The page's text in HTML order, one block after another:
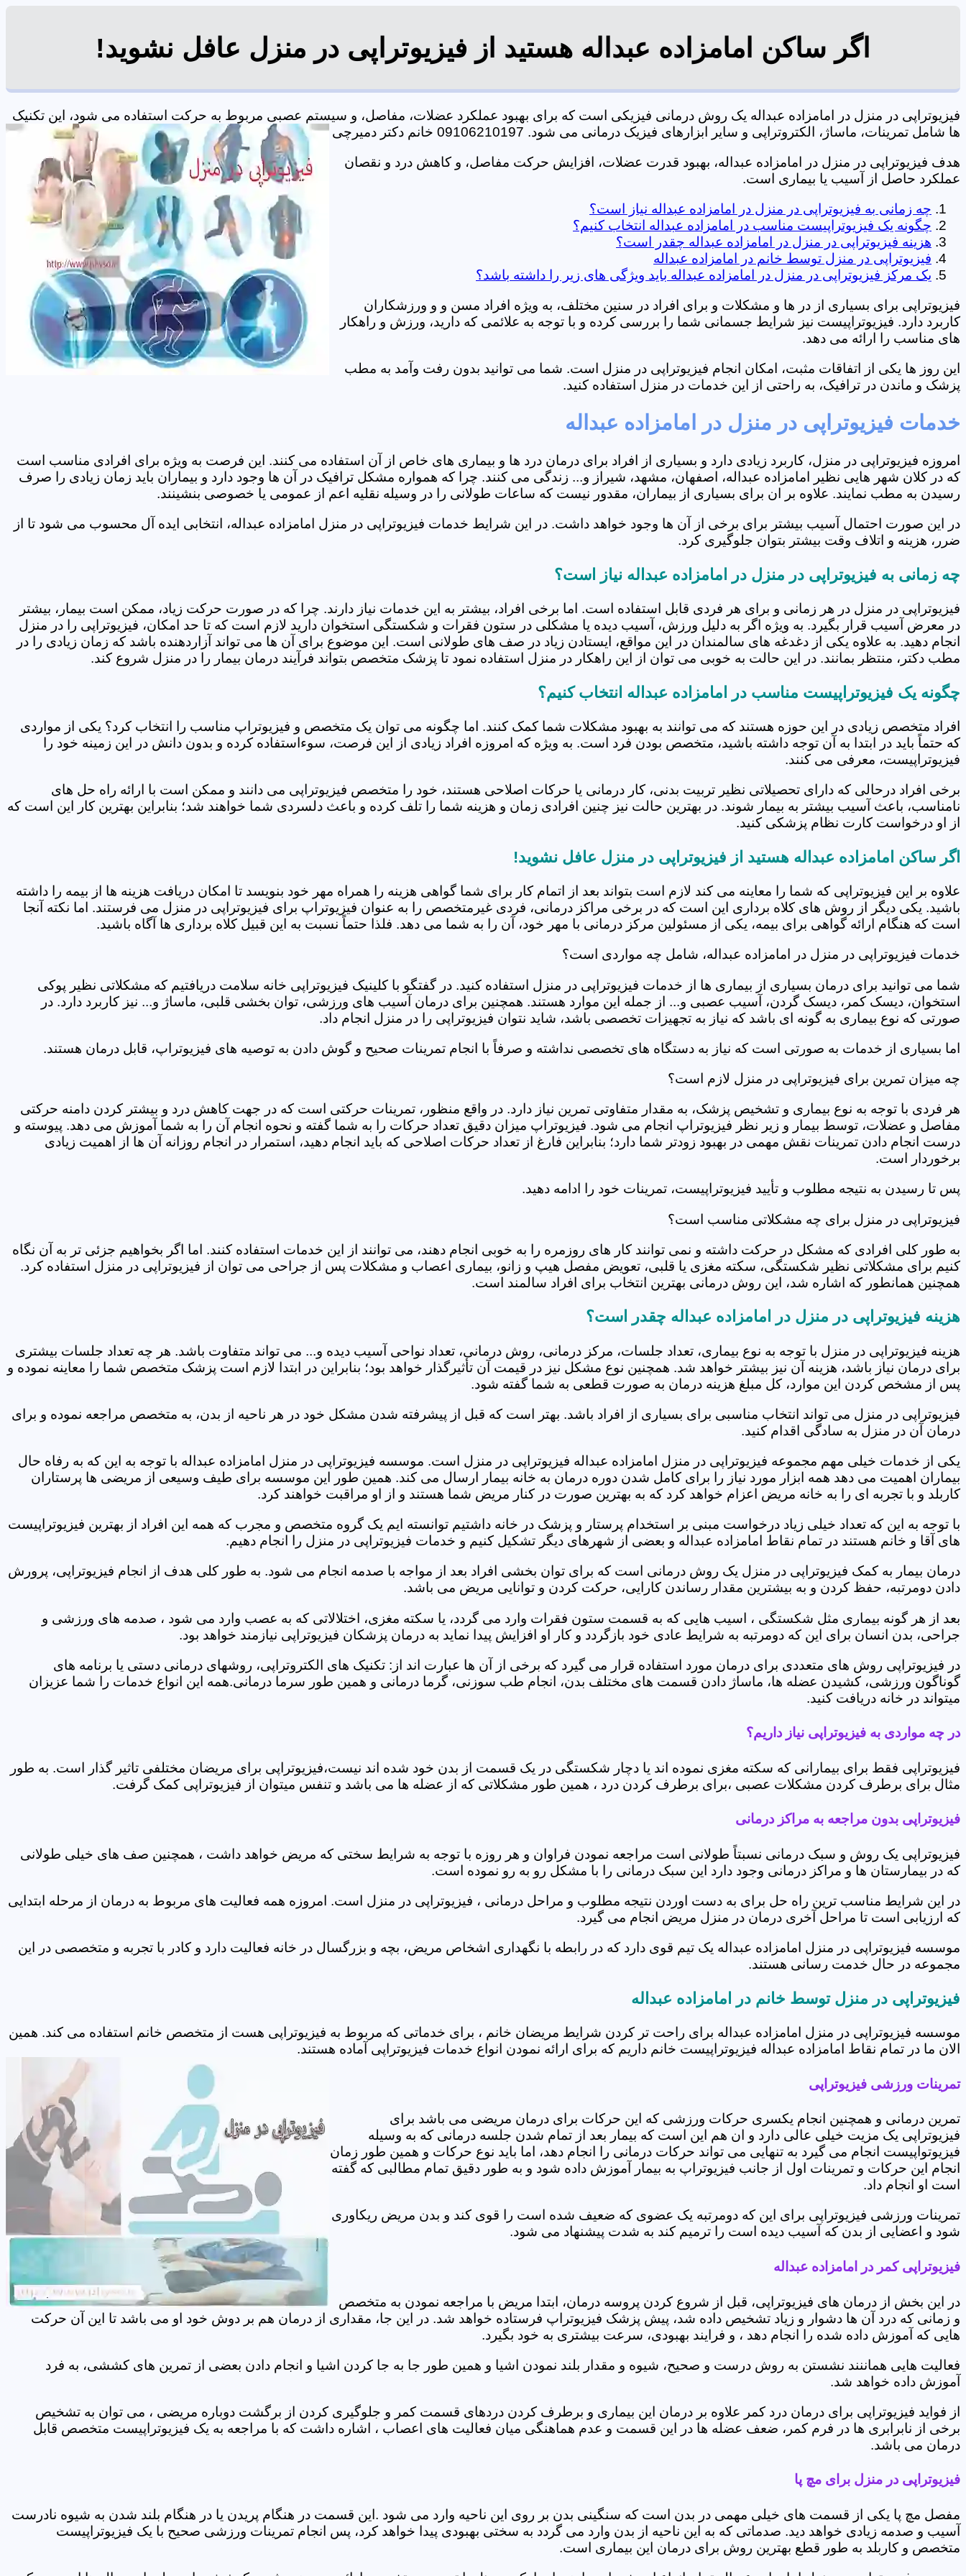
اگر ساکن امامزاده عبداله هستید از فیزیوتراپی در منزل عافل نشوید!
فیزیوتراپی در منزل در امامزاده عبداله یک روش درمانی فیزیکی است که برای بهبود عملکرد عضلات، مفاصل، و سیستم عصبی مربوط به حرکت استفاده می شود، این تکنیک
ها شامل تمرینات، ماساژ، الکتروتراپی و سایر ابزارهای فیزیک درمانی می شود. 09106210197 خانم دکتر دمیرچی
هدف فیزیوتراپی در منزل در امامزاده عبداله، بهبود قدرت عضلات، افزایش حرکت مفاصل، و کاهش درد و نقصان
عملکرد حاصل از آسیب یا بیماری است.
چه زمانی به فیزیوتراپی در منزل در امامزاده عبداله نیاز است؟
چگونه یک فیزیوتراپیست مناسب در امامزاده عبداله انتخاب کنیم؟
هزینه فیزیوتراپی در منزل در امامزاده عبداله چقدر است؟
فیزیوتراپی در منزل توسط خانم در امامزاده عبداله
یک مرکز فیزیوتراپی در منزل در امامزاده عبداله باید ویژگی های زیر را داشته باشد؟
فیزیوتراپی برای بسیاری از در ها و مشکلات و برای افراد در سنین مختلف، به ویژه افراد مسن و و ورزشکاران
کاربرد دارد. فیزیوتراپیست نیز شرایط جسمانی شما را بررسی کرده و با توجه به علائمی که دارید، ورزش و راهکار
های مناسب را ارائه می دهد.
این روز ها یکی از اتفاقات مثبت، امکان انجام فیزیوتراپی در منزل است. شما می توانید بدون رفت وآمد به مطب
پزشک و ماندن در ترافیک، به راحتی از این خدمات در منزل استفاده کنید.
خدمات فیزیوتراپی در منزل در امامزاده عبداله
امروزه فیزیوتراپی در منزل، کاربرد زیادی دارد و بسیاری از افراد برای درمان درد ها و بیماری های خاص از آن استفاده می کنند. این فرصت به ویژه برای افرادی مناسب است
که در کلان شهر هایی نظیر امامزاده عبداله، اصفهان، مشهد، شیراز و... زندگی می کنند. چرا که همواره مشکل ترافیک در آن ها وجود دارد و بیماران باید زمان زیادی را صرف
رسیدن به مطب نمایند. علاوه بر ان برای بسیاری از بیماران، مقدور نیست که ساعات طولانی را در وسیله نقلیه اعم از عمومی یا خصوصی بنشینند.
در این صورت احتمال آسیب بیشتر برای برخی از آن ها وجود خواهد داشت. در این شرایط خدمات فیزیوتراپی در منزل امامزاده عبداله، انتخابی ایده آل محسوب می شود تا از
ضرر، هزینه و اتلاف وقت بیشتر بتوان جلوگیری کرد.
چه زمانی به فیزیوتراپی در منزل در امامزاده عبداله نیاز است؟
فیزیوتراپی در منزل در هر زمانی و برای هر فردی قابل استفاده است. اما برخی افراد، بیشتر به این خدمات نیاز دارند. چرا که در صورت حرکت زیاد، ممکن است بیمار، بیشتر
در معرض آسیب قرار بگیرد. به ویژه اگر به دلیل ورزش، آسیب دیده یا مشکلی در ستون فقرات و شکستگی استخوان دارید لازم است که تا حد امکان، فیزیوتراپی را در منزل
انجام دهید. به علاوه یکی از دغدغه های سالمندان در این مواقع، ایستادن زیاد در صف های طولانی است. این موضوع برای آن ها می تواند آزاردهنده باشد که زمان زیادی را در
مطب دکتر، منتظر بمانند. در این حالت به خوبی می توان از این راهکار در منزل استفاده نمود تا پزشک متخصص بتواند فرآیند درمان بیمار را در منزل شروع کند.
چگونه یک فیزیوتراپیست مناسب در امامزاده عبداله انتخاب کنیم؟
افراد متخصص زیادی در این حوزه هستند که می توانند به بهبود مشکلات شما کمک کنند. اما چگونه می توان یک متخصص و فیزیوتراپ مناسب را انتخاب کرد؟ یکی از مواردی
که حتماً باید در ابتدا به آن توجه داشته باشید، متخصص بودن فرد است. به ویژه که امروزه افراد زیادی از این فرصت، سوءاستفاده کرده و بدون دانش در این زمینه خود را
فیزیوتراپیست، معرفی می کنند.
برخی افراد درحالی که دارای تحصیلاتی نظیر تربیت بدنی، کار درمانی یا حرکات اصلاحی هستند، خود را متخصص فیزیوتراپی می دانند و ممکن است با ارائه راه حل های
نامناسب، باعث آسیب بیشتر به بیمار شوند. در بهترین حالت نیز چنین افرادی زمان و هزینه شما را تلف کرده و باعث دلسردی شما خواهند شد؛ بنابراین بهترین کار این است که
از او درخواست کارت نظام پزشکی کنید.
اگر ساکن امامزاده عبداله هستید از فیزیوتراپی در منزل عافل نشوید!
علاوه بر این فیزیوتراپی که شما را معاینه می کند لازم است بتواند بعد از اتمام کار برای شما گواهی هزینه را همراه مهر خود بنویسد تا امکان دریافت هزینه ها از بیمه را داشته
باشید. یکی دیگر از روش های کلاه برداری این است که در برخی مراکز درمانی، فردی غیرمتخصص را به عنوان فیزیوتراپ برای فیزیوتراپی در منزل می فرستند. اما نکته آنجا
است که هنگام ارائه گواهی برای بیمه، یکی از مسئولین مرکز درمانی با مهر خود، آن را به شما می دهد. فلذا حتماً نسبت به این قبیل کلاه برداری ها آگاه باشید.
خدمات فیزیوتراپی در منزل در امامزاده عبداله، شامل چه مواردی است؟
شما می توانید برای درمان بسیاری از بیماری ها از خدمات فیزیوتراپی در منزل استفاده کنید. در گفتگو با کلینیک فیزیوتراپی خانه سلامت دریافتیم که مشکلاتی نظیر پوکی
استخوان، دیسک کمر، دیسک گردن، آسیب عصبی و... از جمله این موارد هستند. همچنین برای درمان آسیب های ورزشی، توان بخشی قلبی، ماساژ و... نیز کاربرد دارد. در
صورتی که نوع بیماری به گونه ای باشد که نیاز به تجهیزات تخصصی باشد، شاید نتوان فیزیوتراپی را در منزل انجام داد.
اما بسیاری از خدمات به صورتی است که نیاز به دستگاه های تخصصی نداشته و صرفاً با انجام تمرینات صحیح و گوش دادن به توصیه های فیزیوتراپ، قابل درمان هستند.
چه میزان تمرین برای فیزیوتراپی در منزل لازم است؟
هر فردی با توجه به نوع بیماری و تشخیص پزشک، به مقدار متفاوتی تمرین نیاز دارد. در واقع منظور، تمرینات حرکتی است که در جهت کاهش درد و بیشتر کردن دامنه حرکتی
مفاصل و عضلات، توسط بیمار و زیر نظر فیزیوتراپ انجام می شود. فیزیوتراپ میزان دقیق تعداد حرکات را به شما گفته و نحوه انجام آن را به شما آموزش می دهد. پیوسته و
درست انجام دادن تمرینات نقش مهمی در بهبود زودتر شما دارد؛ بنابراین فارغ از تعداد حرکات اصلاحی که باید انجام دهید، استمرار در انجام روزانه آن ها از اهمیت زیادی
برخوردار است.
پس تا رسیدن به نتیجه مطلوب و تأیید فیزیوتراپیست، تمرینات خود را ادامه دهید.
فیزیوتراپی در منزل برای چه مشکلاتی مناسب است؟
به طور کلی افرادی که مشکل در حرکت داشته و نمی توانند کار های روزمره را به خوبی انجام دهند، می توانند از این خدمات استفاده کنند. اما اگر بخواهیم جزئی تر به آن نگاه
کنیم برای مشکلاتی نظیر شکستگی، سکته مغزی یا قلبی، تعویض مفصل هیپ و زانو، بیماری اعصاب و مشکلات پس از جراحی می توان از فیزیوتراپی در منزل استفاده کرد.
همچنین همانطور که اشاره شد، این روش درمانی بهترین انتخاب برای افراد سالمند است.
هزینه فیزیوتراپی در منزل در امامزاده عبداله چقدر است؟
هزینه فیزیوتراپی در منزل با توجه به نوع بیماری، تعداد جلسات، مرکز درمانی، روش درمانی، تعداد نواحی آسیب دیده و... می تواند متفاوت باشد. هر چه تعداد جلسات بیشتری
برای درمان نیاز باشد، هزینه آن نیز بیشتر خواهد شد. همچنین نوع مشکل نیز در قیمت آن تأثیرگذار خواهد بود؛ بنابراین در ابتدا لازم است پزشک متخصص شما را معاینه نموده و
پس از مشخص کردن این موارد، کل مبلغ هزینه درمان به صورت قطعی به شما گفته شود.
فیزیوتراپی در منزل می تواند انتخاب مناسبی برای بسیاری از افراد باشد. بهتر است که قبل از پیشرفته شدن مشکل خود در هر ناحیه از بدن، به متخصص مراجعه نموده و برای
درمان آن در منزل به سادگی اقدام کنید.
یکی از خدمات خیلی مهم مجموعه فیزیوتراپی در منزل امامزاده عبداله فیزیوتراپی در منزل است. موسسه فیزیوتراپی در منزل امامزاده عبداله با توجه به این که به رفاه حال
بیماران اهمیت می دهد همه ابزار مورد نیاز را برای کامل شدن دوره درمان به خانه بیمار ارسال می کند. همین طور این موسسه برای طیف وسیعی از مریضی ها پرستاران
کاربلد و با تجربه ای را به خانه مریض اعزام خواهد کرد که به بهترین صورت در کنار مریض شما هستند و از او مراقبت خواهند کرد.
با توجه به این که تعداد خیلی زیاد درخواست مبنی بر استخدام پرستار و پزشک در خانه داشتیم توانسته ایم یک گروه متخصص و مجرب که همه این افراد از بهترین فیزیوتراپیست
های آقا و خانم هستند در تمام نقاط امامزاده عبداله و بعضی از شهرهای دیگر تشکیل کنیم و خدمات فیزیوتراپی در منزل را انجام دهیم.
درمان بیمار به کمک فیزیوتراپی در منزل یک روش درمانی است که برای توان بخشی افراد بعد از مواجه با صدمه انجام می شود. به طور کلی هدف از انجام فیزیوتراپی، پرورش
دادن دومرتبه، حفظ کردن و به بیشترین مقدار رساندن کارایی، حرکت کردن و توانایی مریض می باشد.
بعد از هر گونه بیماری مثل شکستگی ، اسیب هایی که به قسمت ستون فقرات وارد می گردد، یا سکته مغزی، اختلالاتی که به عصب وارد می شود ، صدمه های ورزشی و
جراحی، بدن انسان برای این که دومرتبه به شرایط عادی خود بازگردد و کار او افزایش پیدا نماید به درمان پزشکان فیزیوتراپی نیازمند خواهد بود.
در فیزیوتراپی روش های متعددی برای درمان مورد استفاده قرار می گیرد که برخی از آن ها عبارت اند از: تکنیک های الکتروتراپی، روشهای درمانی دستی یا برنامه های
گوناگون ورزشی، کشیدن عضله ها، ماساژ دادن قسمت های مختلف بدن، انجام طب سوزنی، گرما درمانی و همین طور سرما درمانی.همه این انواع خدمات را شما عزیزان
میتواند در خانه دریافت کنید.
در چه مواردی به فیزیوتراپی نیاز داریم؟
فیزیوتراپی فقط برای بیمارانی که سکته مغزی نموده اند یا دچار شکستگی در یک قسمت از بدن خود شده اند نیست،فیزیوتراپی برای مریضان مختلفی تاثیر گذار است. به طور
مثال برای برطرف کردن مشکلات عصبی ،برای برطرف کردن درد ، همین طور مشکلاتی که از عضله ها می باشد و تنفس میتوان از فیزیوتراپی کمک گرفت.
فیزیوتراپی بدون مراجعه به مراکز درمانی
فیزیوتراپی یک روش و سبک درمانی نسبتاً طولانی است مراجعه نمودن فراوان و هر روزه با توجه به شرایط سختی که مریض خواهد داشت ، همچنین صف های خیلی طولانی
که در بیمارستان ها و مراکز درمانی وجود دارد این سبک درمانی را با مشکل رو به رو نموده است.
در این شرایط مناسب ترین راه حل برای به دست اوردن نتیجه مطلوب و مراحل درمانی ، فیزیوتراپی در منزل است. امروزه همه فعالیت های مربوط به درمان از مرحله ابتدایی
که ارزیابی است تا مراحل آخری درمان در منزل مریض انجام می گیرد.
موسسه فیزیوتراپی در منزل امامزاده عبداله یک تیم قوی دارد که در رابطه با نگهداری اشخاص مریض، بچه و بزرگسال در خانه فعالیت دارد و کادر با تجربه و متخصصی در این
مجموعه در حال خدمت رسانی هستند.
فیزیوتراپی در منزل توسط خانم در امامزاده عبداله
موسسه فیزیوتراپی در منزل امامزاده عبداله برای راحت تر کردن شرایط مریضان خانم ، برای خدماتی که مربوط به فیزیوتراپی هست از متخصص خانم استفاده می کند. همین
الان ما در تمام نقاط امامزاده عبداله فیزیوتراپیست خانم داریم که برای ارائه نمودن انواع خدمات فیزیوتراپی آماده هستند.
تمرینات ورزشی فیزیوتراپی
تمرین درمانی و همچنین انجام یکسری حرکات ورزشی که این حرکات برای درمان مریضی می باشد برای
فیزیوتراپی یک مزیت خیلی عالی دارد و ان هم این است که بیمار بعد از تمام شدن جلسه درمانی که به وسیله
فیزیوتواپیست انجام می گیرد به تنهایی می تواند حرکات درمانی را انجام دهد، اما باید نوع حرکات و همین طور زمان
انجام این حرکات و تمرینات اول از جانب فیزیوتراپ به بیمار آموزش داده شود و به طور دقیق تمام مطالبی که گفته
است او انجام داد.
تمرینات ورزشی فیزیوتراپی برای این که دومرتبه یک عضوی که ضعیف شده است را قوی کند و بدن مریض ریکاوری
شود و اعضایی از بدن که آسیب دیده است را ترمیم کند به شدت پیشنهاد می شود.
فیزیوتراپی کمر در امامزاده عبداله
در این بخش از درمان های فیزیوتراپی، قبل از شروع کردن پروسه درمان، ابتدا مریض با مراجعه نمودن به متخصص
و زمانی که درد آن ها دشوار و زیاد تشخیص داده شد، پیش پزشک فیزیوتراپ فرستاده خواهد شد. در این جا، مقداری از درمان هم بر دوش خود او می باشد تا این آن حرکت
هایی که آموزش داده شده را انجام دهد ، و فرایند بهبودی، سرعت بیشتری به خود بگیرد.
فعالیت هایی هماننند نشستن به روش درست و صحیح، شیوه و مقدار بلند نمودن اشیا و همین طور جا به جا کردن اشیا و انجام دادن بعضی از تمرین های کششی، به فرد
آموزش داده خواهد شد.
از فواید فیزیوتراپی برای درمان درد کمر علاوه بر درمان این بیماری و برطرف کردن دردهای قسمت کمر و جلوگیری کردن از برگشت دوباره مریضی ، می توان به تشخیص
برخی از نابرابری ها در فرم کمر، ضعف عضله ها در این قسمت و عدم هماهنگی میان فعالیت های اعصاب ، اشاره داشت که با مراجعه به یک فیزیوتراپیست متخصص قابل
درمان می باشد.
فیزیوتراپی در منزل برای مچ پا
مفصل مچ پا یکی از قسمت های خیلی مهمی در بدن است که سنگینی بدن بر روی این ناحیه وارد می شود .این قسمت در هنگام پریدن یا در هنگام بلند شدن به شیوه نادرست
آسیب و صدمه زیادی خواهد دید. صدماتی که به این ناحیه از بدن وارد می گردد به سختی بهبودی پیدا خواهد کرد، پس انجام تمرینات ورزشی صحیح با یک فیزیوتراپیست
متخصص و کاربلد به طور قطع بهترین روش برای درمان این بیماری است.